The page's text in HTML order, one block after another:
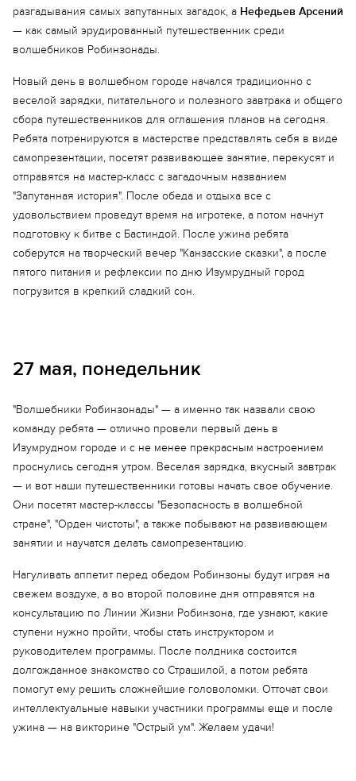
разгадывания самых запутанных загадок, а Нефедьев Арсений
— как самый эрудированный путешественник среди
волшебников Робинзонады.
Новый день в волшебном городе начался традиционно с
веселой зарядки, питательного и полезного завтрака и общего
сбора путешественников для оглашения планов на сегодня.
Ребята потренируются в мастерстве представлять себя в виде
самопрезентации, посетят развивающее занятие, перекусят и
отправятся на мастер-класс с загадочным названием
"Запутанная история". После обеда и отдыха все с
удовольствием проведут время на игротеке, а потом начнут
подготовку к битве с Бастиндой. После ужина ребята
соберутся на творческий вечер "Канзасские сказки", а после
пятого питания и рефлексии по дню Изумрудный город
погрузится в крепкий сладкий сон.
27 мая, понедельник
"Волшебники Робинзонады" — а именно так назвали свою
команду ребята — отлично провели первый день в
Изумрудном городе и с не менее прекрасным настроением
проснулись сегодня утром. Веселая зарядка, вкусный завтрак
— и вот наши путешественники готовы начать свое обучение.
Они посетят мастер-классы "Безопасность в волшебной
стране", "Орден чистоты", а также побывают на развивающем
занятии и научатся делать самопрезентацию.
Нагуливать аппетит перед обедом Робинзоны будут играя на
свежем воздухе, а во второй половине дня отправятся на
консультацию по Линии Жизни Робинзона, где узнают, какие
ступени нужно пройти, чтобы стать инструктором и
руководителем программы. После полдника состоится
долгожданное знакомство со Страшилой, а потом ребята
помогут ему решить сложнейшие головоломки. Отточат свои
интеллектуальные навыки участники программы еще и после
ужина — на викторине "Острый ум". Желаем удачи!